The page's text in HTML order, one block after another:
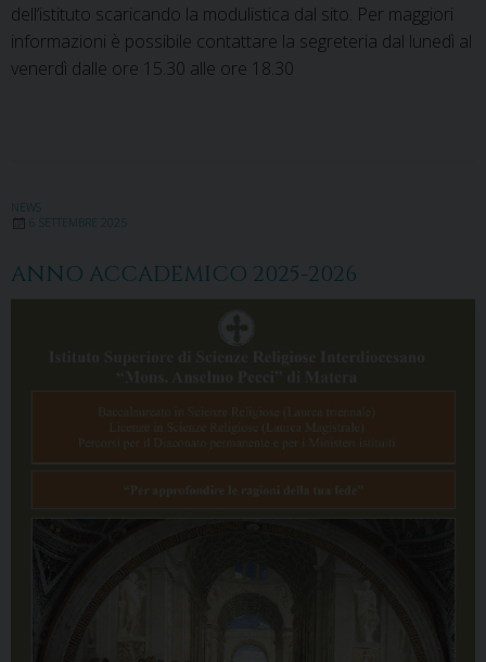
dell’istituto scaricando la modulistica dal sito. Per maggiori
informazioni è possibile contattare la segreteria dal lunedì al
venerdì dalle ore 15.30 alle ore 18.30
NEWS
6 SETTEMBRE 2025
ANNO ACCADEMICO 2025-2026